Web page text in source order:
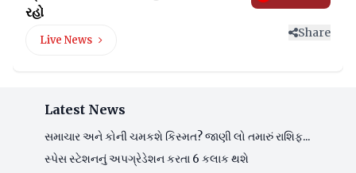
રહો
Live News
Share
Latest News
સમાચાર અને કોની ચમકશે કિસ્મત? જાણી લો તમારું રાશિફ...
સ્પેસ સ્ટેશનનું અપગ્રેડેશન કરતા 6 કલાક થશે